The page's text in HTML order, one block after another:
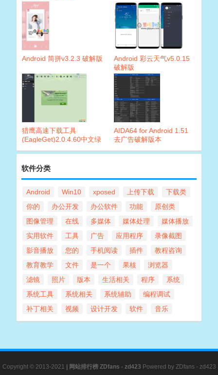
Android 简拼v3.2.3 破解版
Android 彩云天气v5.0.15
破解版
猎鹰高速下载工具
(EagleGet)2.0.4.60中文绿
AIDA64 for Android 1.51
去广告破解版本
软件分类
Android Win10 xposed 上传下载
下载类
你的
办公开发 办公软件 功能
原创类
图像管理
在线 多媒体 媒体处理
媒体播放
实用软件
工具 广告 应用程序
录像截图
影音播放
您的 手机阅读 插件
教程咨询
教育教学
文件 是一个 果核
浏览器
滤镜
照片 版本 生活相关 程序
系统
系统工具
系统相关 系统辅助
编程调试
补丁相关
视频 设计开发 软件 音乐
Copyright © 2013-2021 网站排行榜ZDfans - zd423 Powered by ZDfans - zd423